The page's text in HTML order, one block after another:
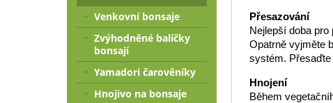
Přesazování
Nejlepší doba
Opatrně vyjměte
systém. Přesaďte
Hnojení
Během
Venkovní bonsaje
Zvýhodněné balíčky
bonsají
Yamadori čarověníky
Hnojivo na bonsaje